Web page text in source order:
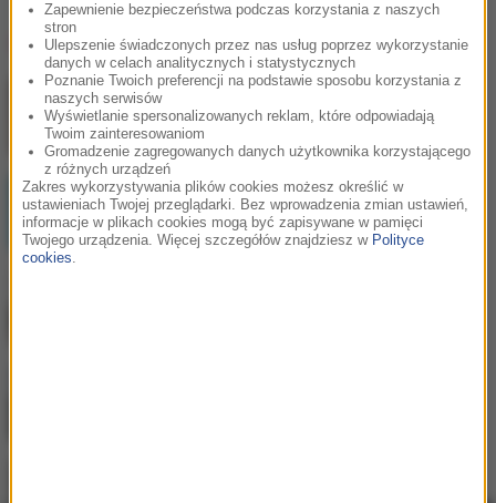
Ostatnio dodane
Jak skompletować wyprawkę szkolną bez
niepotrzebnych wydatków?
Postępująca utrata biologicznej rezerwy
skóry wpływająca na jej jakość i
sprężystość
Zapewnienie bezpieczeństwa podczas korzystania z naszych
stron
Ulepszenie świadczonych przez nas usług poprzez wykorzystanie
danych w celach analitycznych i statystycznych
Poznanie Twoich preferencji na podstawie sposobu korzystania z
naszych serwisów
Wyświetlanie spersonalizowanych reklam, które odpowiadają
Twoim zainteresowaniom
Gromadzenie zagregowanych danych użytkownika korzystającego
z różnych urządzeń
Zakres wykorzystywania plików cookies możesz określić w
ustawieniach Twojej przeglądarki. Bez wprowadzenia zmian ustawień,
informacje w plikach cookies mogą być zapisywane w pamięci
Twojego urządzenia. Więcej szczegółów znajdziesz w Polityce
cookies